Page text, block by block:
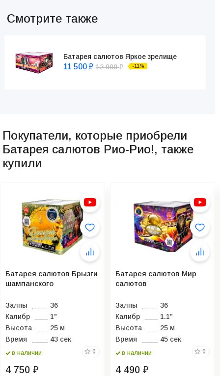
Смотрите также
Батарея салютов Яркое зрелище
11 500 ₽ 12 900₽ -11%
Покупатели, которые приобрели
Батарея салютов Рио-Рио!, также
купили
Батарея салютов Брызги
шампанского
Залпы
36
Калибр
1"
Высота
25 м
Время
43 сек
в наличии 0
4 750 ₽
Батарея салютов Мир
салютов
Залпы
36
Калибр
1.1"
Высота
25 м
Время
45 сек
в наличии 0
4 490 ₽